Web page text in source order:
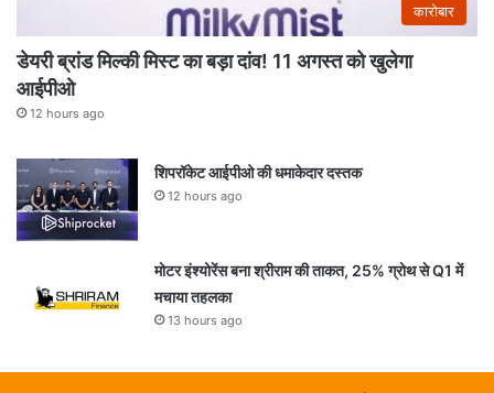
कारोबार
डेयरी ब्रांड मिल्की मिस्ट का बड़ा दांव! 11 अगस्त को खुलेगा
आईपीओ
12 hours ago
शिपरॉकेट आईपीओ की धमाकेदार दस्तक
12 hours ago
मोटर इंश्योरेंस बना श्रीराम की ताकत, 25% ग्रोथ से Q1 में
मचाया तहलका
13 hours ago